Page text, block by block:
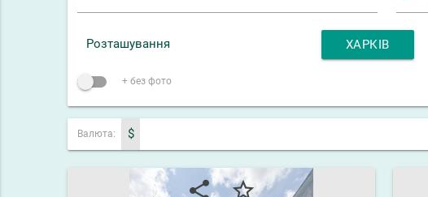
Розташування ХАРКІВ
+ без фото
Валюта: $
share star_border